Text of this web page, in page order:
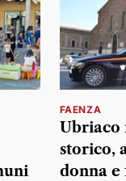
FAENZA
Ubriaco
storico,
donna e